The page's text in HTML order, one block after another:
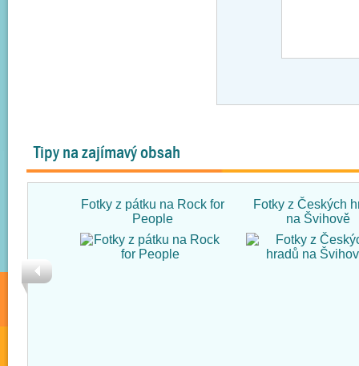
Tipy na zajímavý obsah
Fotky z pátku na Rock for
People
Fotky z Českých
na Švihově